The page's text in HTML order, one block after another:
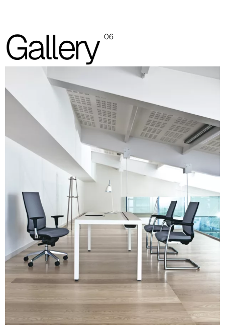
A 31F
A 32F
A 35F
A 38F
A 27F
A 29F
A 30F
A 37F
3D Fabric (Cat. A - Tejido de poliéster)
Gallery 06